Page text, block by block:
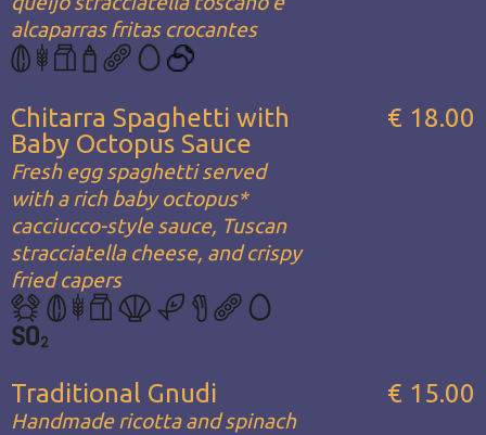
alcaparras fritas crocantes
Chitarra Spaghetti with
Baby Octopus Sauce
Fresh egg spaghetti served
with a rich baby octopus*
cacciucco-style sauce, Tuscan
stracciatella cheese, and crispy
fried capers
€ 18.00
Traditional Gnudi
Handmade ricotta and spinach
€ 15.00